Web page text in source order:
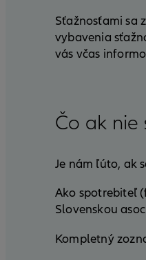
Sťažnosťami sa
vybavenia
vás včas
Čo ak
Je nám ľúto, ak
Ako spotrebiteľ
Slovenskou
Kompletný